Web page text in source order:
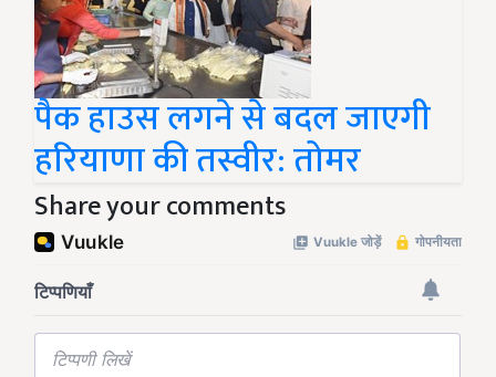
पैक हाउस लगने से बदल जाएगी
हरियाणा की तस्वीर: तोमर
Share your comments